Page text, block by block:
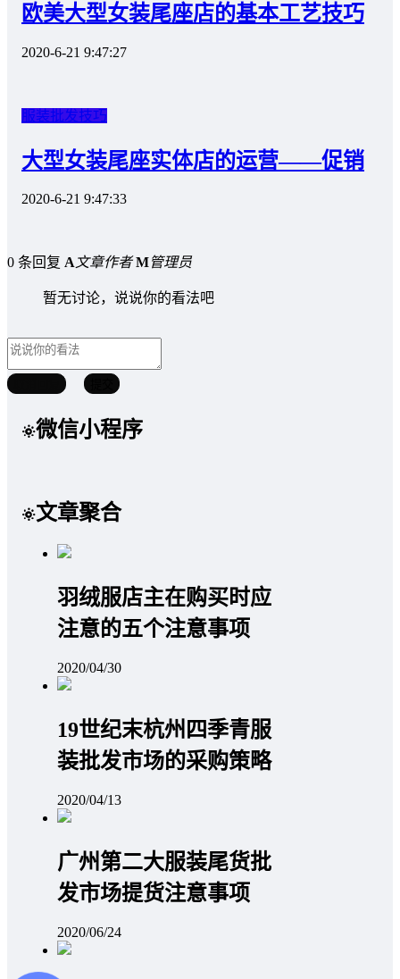
欧美大型女装尾座店的基本工艺技巧
2020-6-21 9:47:27
服装批发技巧
大型女装尾座实体店的运营——促销
2020-6-21 9:47:33
0 条回复 A文章作者 M管理员
暂无讨论，说说你的看法吧
微信小程序
文章聚合
羽绒服店主在购买时应
注意的五个注意事项
2020/04/30
19世纪末杭州四季青服
装批发市场的采购策略
2020/04/13
广州第二大服装尾货批
发市场提货注意事项
2020/06/24